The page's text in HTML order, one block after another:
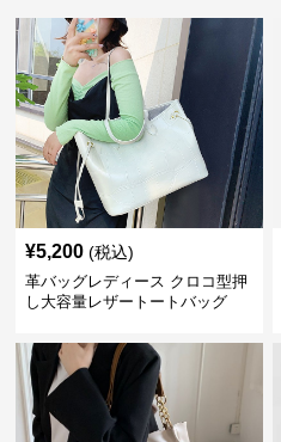
¥5,200 (税込)
革バッグレディース クロコ型押
し大容量レザートートバッグ